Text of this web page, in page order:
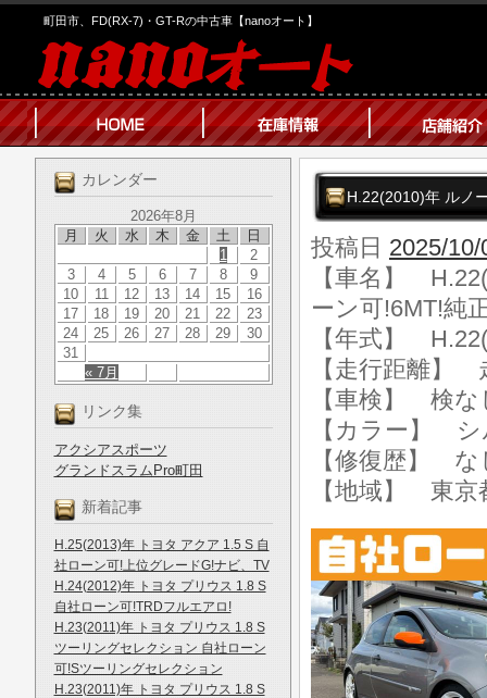
町田市、FD(RX-7)・GT-Rの中古車【nanoオート】
カレンダー
2026年8月
月
火 水 木 金 土 日
« 7月
1
2
3
4 5 6 7 8
9
10
11 12 13 14 15
16
17
18 19 20 21 22
23
24
25 26 27 28 29
30
31
リンク集
アクシアスポーツ
グランドスラムPro町田
新着記事
H.25(2013)年 トヨタ アクア 1.5 S 自
社ローン可!上位グレードG!ナビ、TV
H.24(2012)年 トヨタ プリウス 1.8 S
自社ローン可!TRDフルエアロ!
H.23(2011)年 トヨタ プリウス 1.8 S
ツーリングセレクション 自社ローン
可!Sツーリングセレクション
H.23(2011)年 トヨタ プリウス 1.8 S
H.22(2010)年 ルノ
投稿日 2025/10/
【車名】
ーン可!6MT!純
【年式】
【走行距離】
【車検】 検な
【カラー】
【修復歴】 な
【地域】 東京